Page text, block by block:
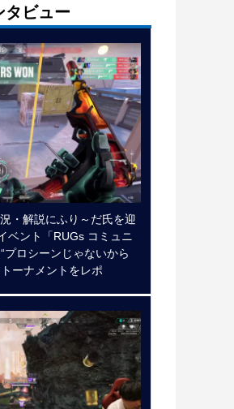
タビュー
況・解説にふり～だ氏を迎
ベント「RUGs コミュニ
プロシーンじゃないから
ーナメントをレポ